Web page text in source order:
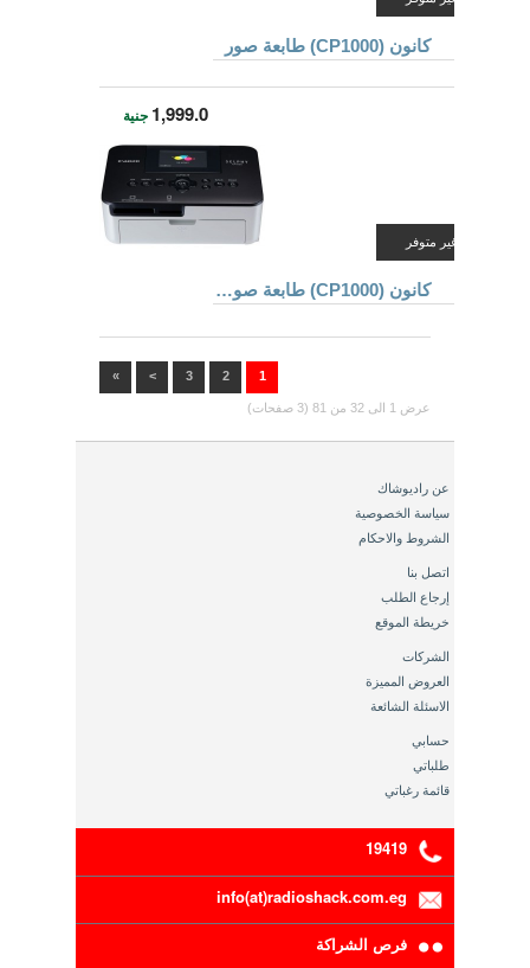
كانون (CP1000) طابعة صور
غير متوفر
1,999.0 جنية
كانون (CP1000) طابعة صور + ورق مقاس KP-36IP
1
2
3
>
»
عرض 1 الى 32 من 81 (3 صفحات)
عن راديوشاك
سياسة الخصوصية
الشروط والاحكام
اتصل بنا
إرجاع الطلب
خريطة الموقع
الشركات
العروض المميزة
الاسئلة الشائعة
حسابي
طلباتي
قائمة رغباتي
19419
info(at)radioshack.com.eg
فرص الشراكة